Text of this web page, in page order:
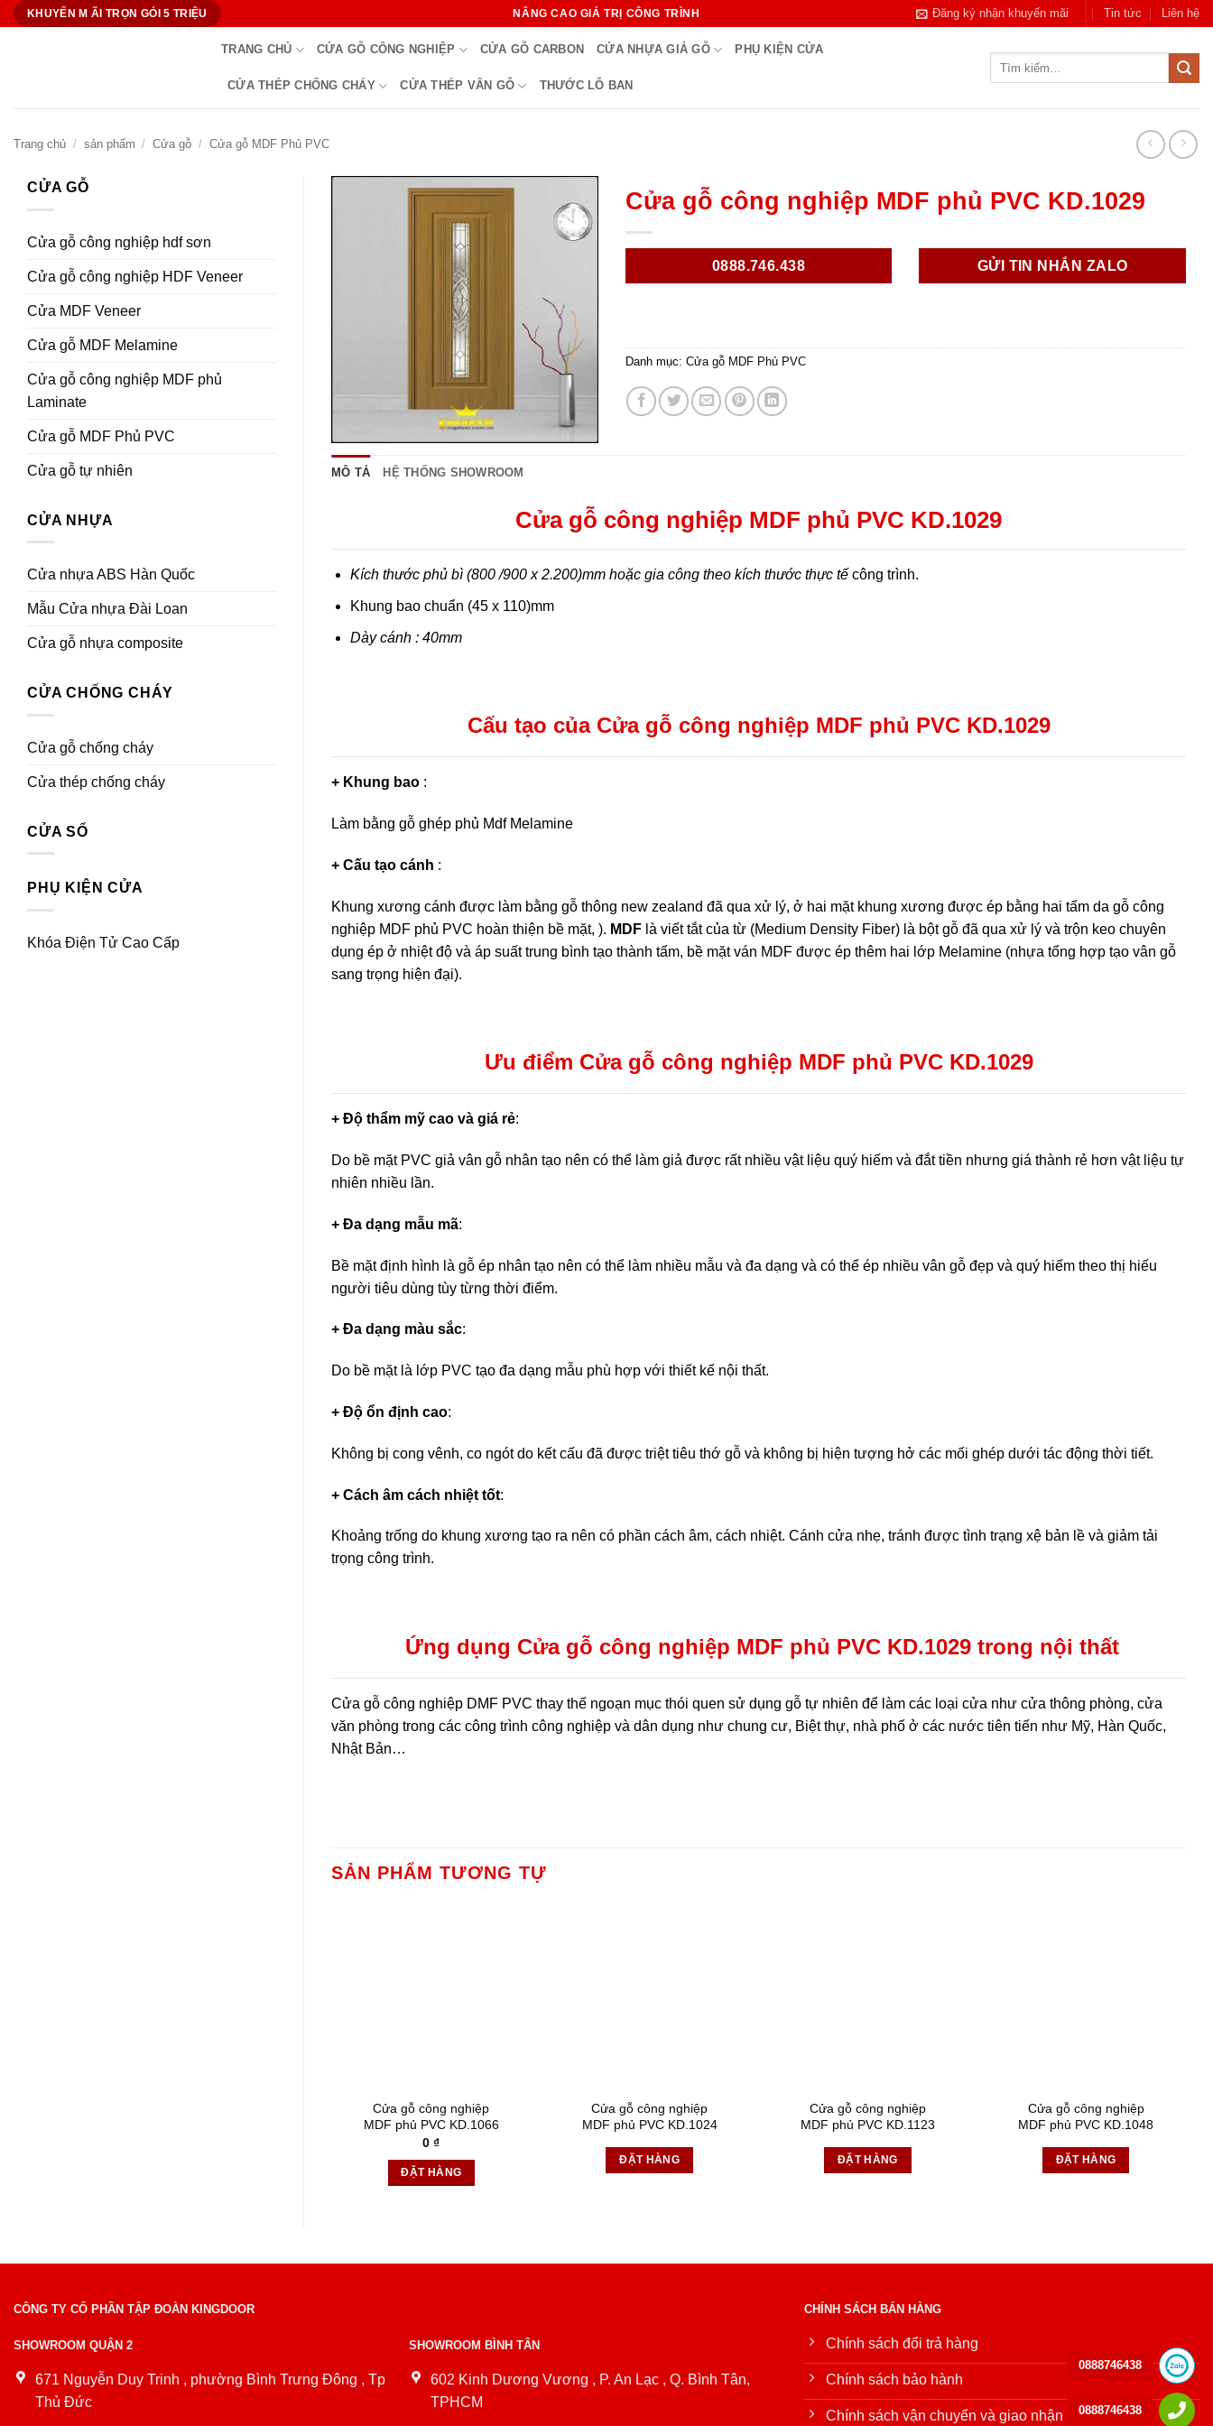
Bỏ
KHUYẾN M ÃI TRỌN GÓI 5 TRIỆU NÂNG CAO GIÁ TRỊ CÔNG TRÌNH Đăng ký nhận khuyến mãi Tin tức Liên hệ
TRANG CHỦ CỬA GỖ CÔNG NGHIỆP CỬA GỖ CARBON CỬA NHỰA GIẢ GỖ PHỤ KIỆN CỬA
CỬA THÉP CHỐNG CHÁY CỬA THÉP VÂN GỖ THƯỚC LỖ BAN
Trang chủ / sản phẩm / Cửa gỗ / Cửa gỗ MDF Phủ PVC
CỬA GỖ
Cửa gỗ công nghiệp hdf sơn
Cửa gỗ công nghiệp HDF Veneer
Cửa MDF Veneer
Cửa gỗ MDF Melamine
Cửa gỗ công nghiệp MDF phủ
Laminate
Cửa gỗ MDF Phủ PVC
Cửa gỗ tự nhiên
CỬA NHỰA
Cửa nhựa ABS Hàn Quốc
Mẫu Cửa nhựa Đài Loan
Cửa gỗ nhựa composite
CỬA CHỐNG CHÁY
Cửa gỗ chống cháy
Cửa thép chống cháy
CỬA SỔ
PHỤ KIỆN CỬA
Khóa Điện Tử Cao Cấp
Cửa gỗ công nghiệp MDF phủ PVC KD.1029
0888.746.438 GỬI TIN NHẮN ZALO
Danh mục: Cửa gỗ MDF Phủ PVC
MÔ TẢ HỆ THỐNG SHOWROOM
Cửa gỗ công nghiệp MDF phủ PVC KD.1029
Kích thước phủ bì (800 /900 x 2.200)mm hoặc gia công theo kích thước thực tế công trình.
Khung bao chuẩn (45 x 110)mm
Dày cánh : 40mm
Cấu tạo của Cửa gỗ công nghiệp MDF phủ PVC KD.1029
+ Khung bao :
Làm bằng gỗ ghép phủ Mdf Melamine
+ Cấu tạo cánh :
Khung xương cánh được làm bằng gỗ thông new zealand đã qua xử lý, ở hai mặt khung xương được ép bằng hai tấm da gỗ công
nghiệp MDF phủ PVC hoàn thiện bề mặt, ). MDF là viết tắt của từ (Medium Density Fiber) là bột gỗ đã qua xử lý và trộn keo chuyên
dụng ép ở nhiệt độ và áp suất trung bình tạo thành tấm, bề mặt ván MDF được ép thêm hai lớp Melamine (nhựa tổng hợp tạo vân gỗ
sang trọng hiện đại).
Ưu điểm Cửa gỗ công nghiệp MDF phủ PVC KD.1029
+ Độ thẩm mỹ cao và giá rẻ:
Do bề mặt PVC giả vân gỗ nhân tạo nên có thể làm giả được rất nhiều vật liệu quý hiếm và đắt tiền nhưng giá thành rẻ hơn vật liệu tự
nhiên nhiều lần.
+ Đa dạng mẫu mã:
Bề mặt định hình là gỗ ép nhân tạo nên có thể làm nhiều mẫu và đa dạng và có thể ép nhiều vân gỗ đẹp và quý hiếm theo thị hiếu
người tiêu dùng tùy từng thời điểm.
+ Đa dạng màu sắc:
Do bề mặt là lớp PVC tạo đa dạng mẫu phù hợp với thiết kế nội thất.
+ Độ ổn định cao:
Không bị cong vênh, co ngót do kết cấu đã được triệt tiêu thớ gỗ và không bị hiện tượng hở các mối ghép dưới tác động thời tiết.
+ Cách âm cách nhiệt tốt:
Khoảng trống do khung xương tạo ra nên có phần cách âm, cách nhiệt. Cánh cửa nhẹ, tránh được tình trạng xệ bản lề và giảm tải
trọng công trình.
Ứng dụng Cửa gỗ công nghiệp MDF phủ PVC KD.1029 trong nội thất
Cửa gỗ công nghiệp DMF PVC thay thế ngoạn mục thói quen sử dụng gỗ tự nhiên để làm các loại cửa như cửa thông phòng, cửa
văn phòng trong các công trình công nghiệp và dân dụng như chung cư, Biệt thự, nhà phố ở các nước tiên tiến như Mỹ, Hàn Quốc,
Nhật Bản…
SẢN PHẨM TƯƠNG TỰ
Cửa gỗ công nghiệp
MDF phủ PVC KD.1066
0₫
ĐẶT HÀNG
Cửa gỗ công nghiệp
MDF phủ PVC KD.1024
ĐẶT HÀNG
Cửa gỗ công nghiệp
MDF phủ PVC KD.1123
ĐẶT HÀNG
Cửa gỗ công nghiệp
MDF phủ PVC KD.1048
ĐẶT HÀNG
CÔNG TY CỔ PHẦN TẬP ĐOÀN KINGDOOR
SHOWROOM QUẬN 2
671 Nguyễn Duy Trinh , phường Bình Trưng Đông , Tp
Thủ Đức
SHOWROOM BÌNH TÂN
602 Kinh Dương Vương , P. An Lạc , Q. Bình Tân,
TPHCM
CHÍNH SÁCH BÁN HÀNG
Chính sách đổi trả hàng
Chính sách bảo hành
Chính sách vận chuyển và giao nhận
0888746438
0888746438